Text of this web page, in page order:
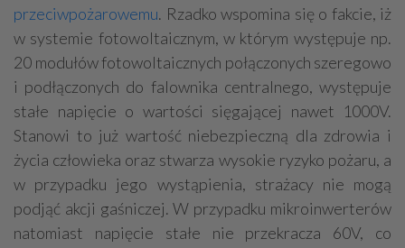
przeciwpożarowemu. Rzadko wspomina się o fakcie, iż
w systemie fotowoltaicznym, w którym występuje np.
20 modułów fotowoltaicznych połączonych szeregowo
i podłączonych do falownika centralnego, występuje
stałe napięcie o wartości sięgającej nawet 1000V.
Stanowi to już wartość niebezpieczną dla zdrowia i
życia człowieka oraz stwarza wysokie ryzyko pożaru, a
w przypadku jego wystąpienia, strażacy nie mogą
podjąć akcji gaśniczej. W przypadku mikroinwerterów
natomiast napięcie stałe nie przekracza 60V, co